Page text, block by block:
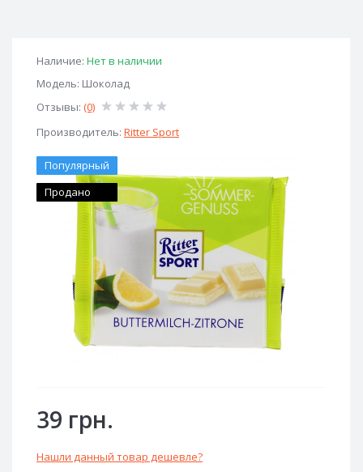
Наличие: Нет в наличии
Модель: Шоколад
Отзывы: (0)
Производитель: Ritter Sport
Популярный
Продано
39 грн.
Нашли данный товар дешевле?